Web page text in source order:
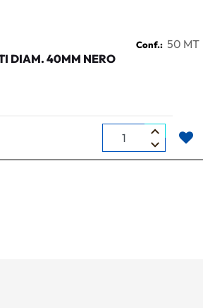
Conf.: 50 MT
DIAM. 40MM NERO